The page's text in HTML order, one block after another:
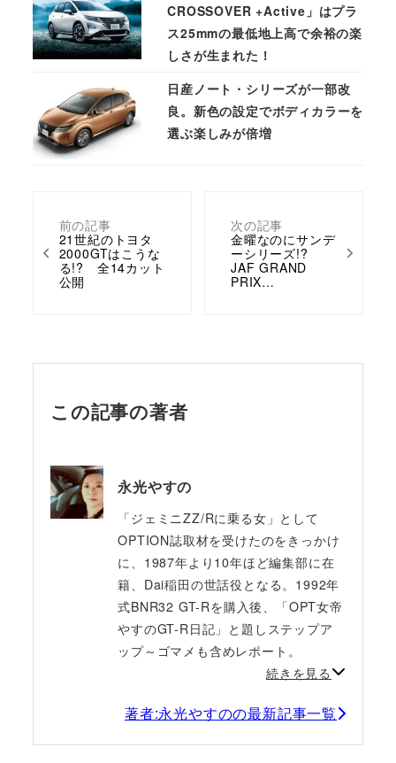
前の記事
21世紀のトヨタ
2000GTはこうな
る!? 全14カット
公開
次の記事
金曜なのにサンデ
ーシリーズ!?
JAF GRAND
PRIX…
CROSSOVER +Active」はプラ
ス25mmの最低地上高で余裕の楽
しさが生まれた！
日産ノート・シリーズが一部改
良。新色の設定でボディカラーを
選ぶ楽しみが倍増
この記事の著者
永光やすの
「ジェミニZZ/Rに乗る女」として
OPTION誌取材を受けたのをきっかけ
に、1987年より10年ほど編集部に在
籍、Dai稲田の世話役となる。1992年
式BNR32 GT-Rを購入後、「OPT女帝
やすのGT-R日記」と題しステップア
ップ～ゴマメも含めレポート。
続きを見る
著者:永光やすのの最新記事一覧